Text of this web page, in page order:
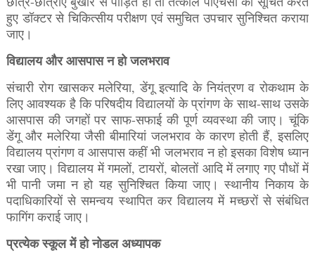
हुए डॉक्टर से चिकित्सीय परीक्षण एवं समुचित उपचार सुनिश्चित कराया
जाए।
विद्यालय और आसपास न हो जलभराव
संचारी रोग खासकर मलेरिया, डेंगू इत्यादि के नियंत्रण व रोकथाम के
लिए आवश्यक है कि परिषदीय विद्यालयों के प्रांगण के साथ-साथ उसके
आसपास की जगहों पर साफ-सफाई की पूर्ण व्यवस्था की जाए। चूंकि
डेंगू और मलेरिया जैसी बीमारियां जलभराव के कारण होती हैं, इसलिए
विद्यालय प्रांगण व आसपास कहीं भी जलभराव न हो इसका विशेष ध्यान
रखा जाए। विद्यालय में गमलों, टायरों, बोलतों आदि में लगाए गए पौधों में
भी पानी जमा न हो यह सुनिश्चित किया जाए। स्थानीय निकाय के
पदाधिकारियों से समन्वय स्थापित कर विद्यालय में मच्छरों से संबंधित
फागिंग कराई जाए।
प्रत्येक स्कूल में हो नोडल अध्यापक